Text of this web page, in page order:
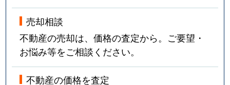
売却相談
不動産の売却は、価格の査定から。ご要望・
お悩み等をご相談ください。
不動産の価格を査定